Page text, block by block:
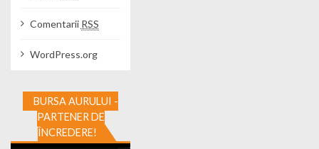
Comentarii RSS
WordPress.org
BURSA AURULUI -
PARTENER DE
ÎNCREDERE!